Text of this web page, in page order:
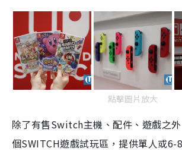
點擊圖片放大
除了有售Switch主機、配件、遊戲之
個SWITCH遊戲試玩區，提供單人或6-